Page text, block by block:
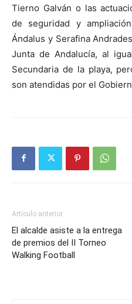
Tierno Galván o las
de seguridad y
Ándalus y Serafina
Junta de Andalucía, al
Secundaria de la playa,
son atendidas por el
Artículo anterior
El alcalde asiste a la entrega
de premios del II Torneo
Walking Football